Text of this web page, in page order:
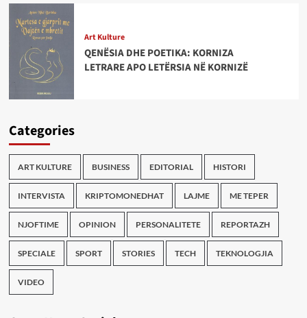
Art Kulture
QENËSIA DHE POETIKA: KORNIZA
LETRARE APO LETËRSIA NË KORNIZË
Categories
ART KULTURE BUSINESS EDITORIAL HISTORI
INTERVISTA KRIPTOMONEDHAT LAJME ME TEPER
NJOFTIME OPINION PERSONALITETE REPORTAZH
SPECIALE SPORT STORIES TECH TEKNOLOGJIA
VIDEO